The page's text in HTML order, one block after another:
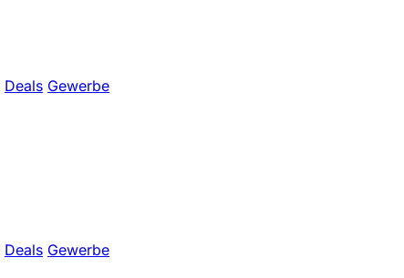
Deals Gewerbe
Deals Gewerbe